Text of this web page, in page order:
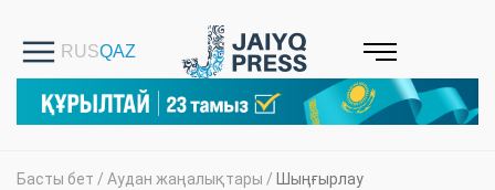
Басты бет / Аудан жаңалықтары / Шыңғырлау